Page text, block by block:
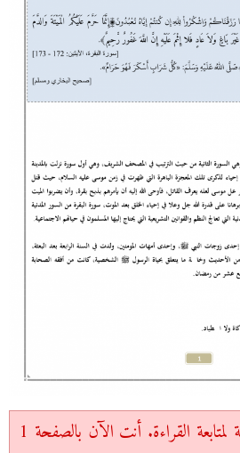
اضغط على الصفحة التالية لمتابعة القراءة. أنت الآن بالصفحة 1